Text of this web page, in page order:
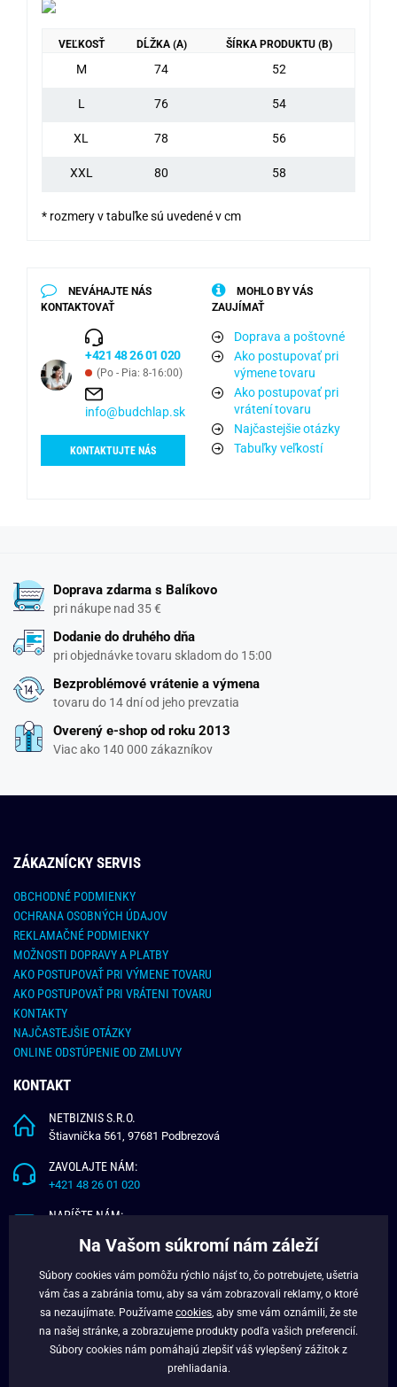
VEĽKOSŤ DĹŽKA (A) ŠÍRKA PRODUKTU (B)
M 74 52
L 76 54
XL 78 56
XXL 80 58
* rozmery v tabuľke sú uvedené v cm
NEVÁHAJTE NÁS
KONTAKTOVAŤ
+421 48 26 01 020
(Po - Pia: 8-16:00)
info@budchlap.sk
KONTAKTUJTE NÁS
MOHLO BY VÁS
ZAUJÍMAŤ
Doprava a poštovné
Ako postupovať pri
výmene tovaru
Ako postupovať pri
vrátení tovaru
Najčastejšie otázky
Tabuľky veľkostí
Doprava zdarma s Balíkovo
pri nákupe nad 35 €
Dodanie do druhého dňa
pri objednávke tovaru skladom do 15:00
Bezproblémové vrátenie a výmena
tovaru do 14 dní od jeho prevzatia
Overený e-shop od roku 2013
Viac ako 140 000 zákazníkov
ZÁKAZNÍCKY SERVIS
OBCHODNÉ PODMIENKY
OCHRANA OSOBNÝCH ÚDAJOV
REKLAMAČNÉ PODMIENKY
MOŽNOSTI DOPRAVY A PLATBY
AKO POSTUPOVAŤ PRI VÝMENE TOVARU
AKO POSTUPOVAŤ PRI VRÁTENI TOVARU
KONTAKTY
NAJČASTEJŠIE OTÁZKY
ONLINE ODSTÚPENIE OD ZMLUVY
KONTAKT
NETBIZNIS S.R.O.
Štiavnička 561, 97681 Podbrezová
ZAVOLAJTE NÁM:
+421 48 26 01 020
NAPÍŠTE NÁM:
O NÁS
VERNOSTNÝ PROGRAM
BLOG
Na Vašom súkromí nám záleží
Súbory cookies vám pomôžu rýchlo nájsť to, čo potrebujete, ušetria
vám čas a zabránia tomu, aby sa vám zobrazovali reklamy, o ktoré
sa nezaujímate. Používame cookies , aby sme vám oznámili, že ste
na našej stránke, a zobrazujeme produkty podľa vašich preferencií.
Súbory cookies nám pomáhajú zlepšiť váš vylepšený zážitok z
prehliadania.